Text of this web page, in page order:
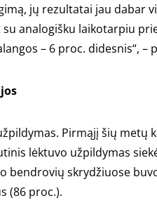
jų rezultatai jau dabar
analogišku laikotarpiu
– 6 proc. didesnis“, –
Pirmąjį šių metų
lėktuvo užpildymas
bendrovių skrydžiuose
(86 proc.).